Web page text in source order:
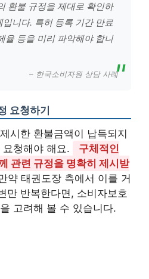
환불 규정을 제대로 확인하
니다. 특히 등록 기간 만료
율 등을 미리 파악해야 합니
– 한국소비자원 상담 사례
요청하기
시한 환불금액이 납득되지
청해야 해요.
구체적인
관련 규정을 명확히 제시받
약 태권도장 측에서 이를 거
만 반복한다면, 소비자보호
고려해 볼 수 있습니다.